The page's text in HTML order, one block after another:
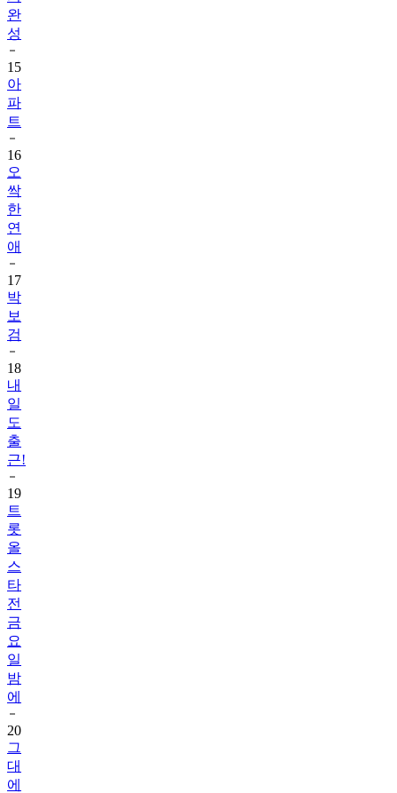
완
성
15
아
파
트
16
오
싹
한
연
애
17
박
보
검
18
내
일
도
출
근!
19
트
롯
올
스
타
전
금
요
일
밤
에
20
그
대
에